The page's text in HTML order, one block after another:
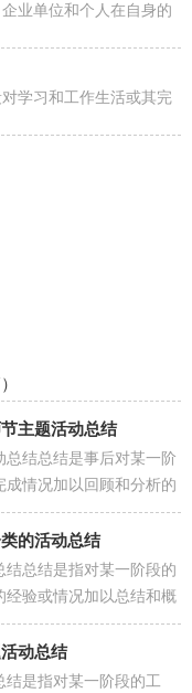
业单位和个人在自身的
学习和工作生活或其完
主题活动总结
总结总结是事后对某一阶
成情况加以回顾和分析的
促使我们思考，我想我们
的活动总结
结总结是指对某一阶段的
经验或情况加以总结和概
可以正确认识以往学习和
动总结
是指对某一阶段的工